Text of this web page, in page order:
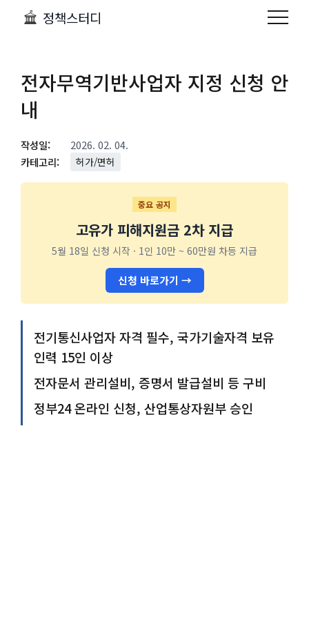
정책스터디
전자무역기반사업자 지정 신청 안
내
작성일:
2026. 02. 04.
카테고리:
허가/면허
중요 공지
고유가 피해지원금 2차 지급
5월 18일 신청 시작 · 1인 10만 ~ 60만원 차등 지급
신청 바로가기 →
전기통신사업자 자격 필수, 국가기술자격 보유
인력 15인 이상
전자문서 관리설비, 증명서 발급설비 등 구비
정부24 온라인 신청, 산업통상자원부 승인